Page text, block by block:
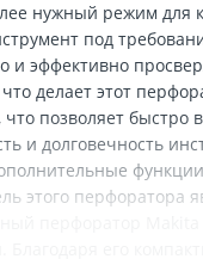
нужный режим для
под
и эффективно
делает этот
что позволяет
и долговечность
этого